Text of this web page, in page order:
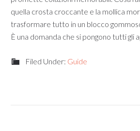
quella crosta croccante e la mollica
trasformare tutto in un blocco
È una domanda che si pongono tutti gli
Filed Under: Guide